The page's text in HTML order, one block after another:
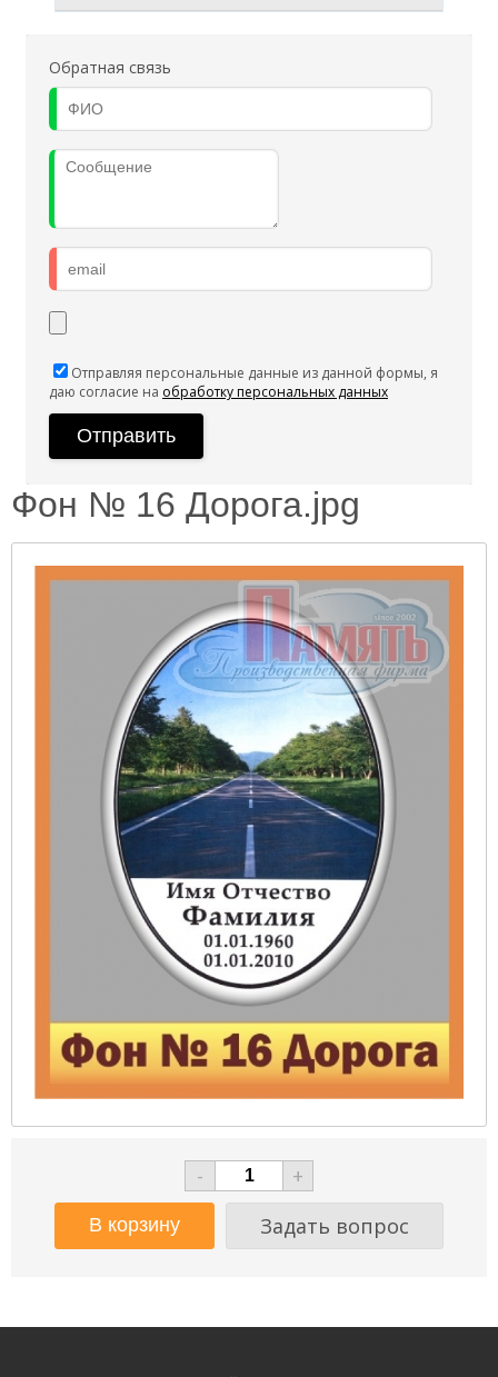
Обратная связь
Отправляя персональные данные из данной формы, я
даю согласие на обработку персональных данных
Фон № 16 Дорога.jpg
-
+
Задать вопрос